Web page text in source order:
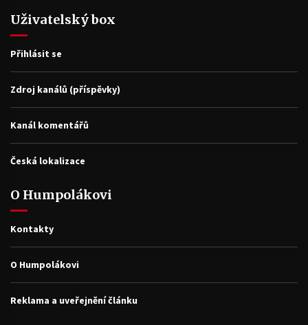
Uživatelský box
Přihlásit se
Zdroj kanálů (příspěvky)
Kanál komentářů
Česká lokalizace
O Humpolákovi
Kontakty
O Humpolákovi
Reklama a uveřejnění článku